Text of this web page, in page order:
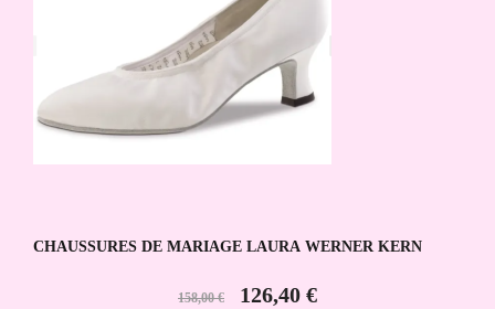
CHAUSSURES DE MARIAGE LAURA WERNER KERN
158,00 € 126,40 €